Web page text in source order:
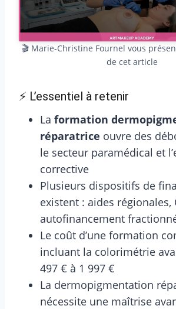
🎬 Marie-Christine Fournel vous
de cet article
⚡ L’essentiel à retenir
La formation
réparatrice ouvre des
le secteur paramédical et
corrective
Plusieurs dispositifs de
existent : aides régionales,
autofinancement
Le coût d’une formation
incluant la colorimétrie
497 € à 1 997 €
La dermopigmentation
nécessite une maîtrise